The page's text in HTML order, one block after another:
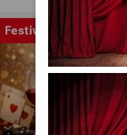
Festival